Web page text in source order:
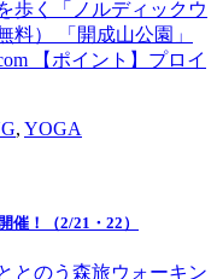
歩く「ノルディックウ
料） 「開成山公園」
【ポイント】プロイ
, YOGA
催！（2/21・22）
とのう森旅ウォーキン